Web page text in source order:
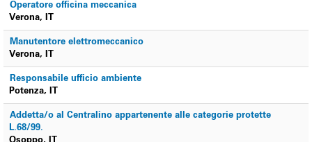
Operatore officina meccanica
Verona, IT
Manutentore elettromeccanico
Verona, IT
Responsabile ufficio ambiente
Potenza, IT
Addetta/o al Centralino appartenente alle categorie protette
L.68/99.